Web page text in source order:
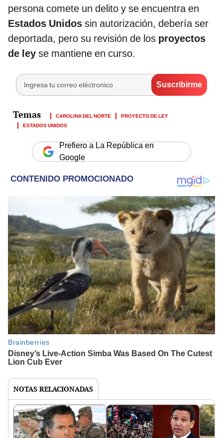
persona comete un delito y se encuentra en
Estados Unidos sin autorización, debería ser
deportada, pero su revisión de los proyectos
de ley se mantiene en curso.
CAROLINA DEL NORTE
PROYECTO DE LEY
ESTADOS UNIDOS
Prefiero a La República en
Google
NOTAS RELACIONADAS